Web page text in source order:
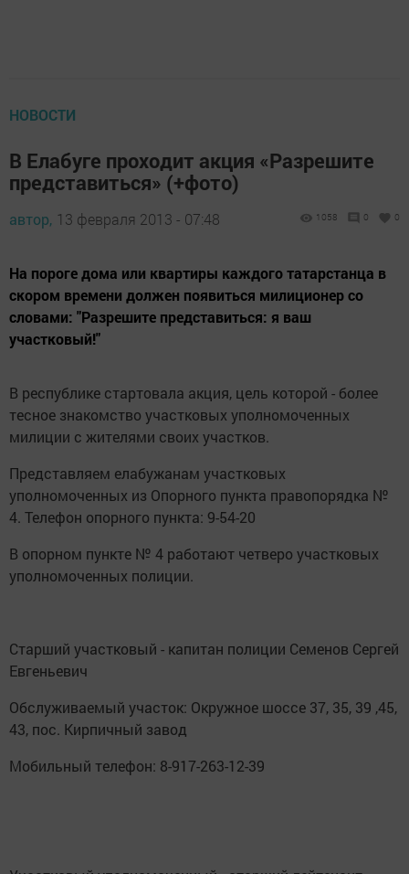
НОВОСТИ
В Елабуге проходит акция «Разрешите
представиться» (+фото)
автор, 13 февраля 2013 - 07:48 1058 0 0
На пороге дома или квартиры каждого татарстанца в
скором времени должен появиться милиционер со
словами: "Разрешите представиться: я ваш
участковый!"
В республике стартовала акция, цель которой - более
тесное знакомство участковых уполномоченных
милиции с жителями своих участков.
Представляем елабужанам участковых
уполномоченных из Опорного пункта правопорядка №
4. Телефон опорного пункта: 9-54-20
В опорном пункте № 4 работают четверо участковых
уполномоченных полиции.
Старший участковый - капитан полиции Семенов Сергей
Евгеньевич
Обслуживаемый участок: Окружное шоссе 37, 35, 39 ,45,
43, пос. Кирпичный завод
Мобильный телефон: 8-917-263-12-39